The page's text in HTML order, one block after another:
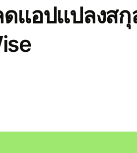
แอปแปลงสกุ